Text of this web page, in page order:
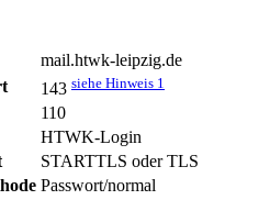
mail.htwk-leipzig.de
143 siehe Hinweis 1
110
HTWK-Login
STARTTLS oder TLS
Passwort/normal